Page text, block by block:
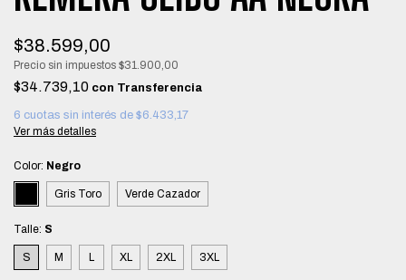
$38.599,00
Precio sin impuestos $31.900,00
$34.739,10 con
6 cuotas sin interés de $6.433,17
Ver más detalles
Color: Negro
Gris Toro Verde Cazador
Talle: S
S M L XL 2XL 3XL